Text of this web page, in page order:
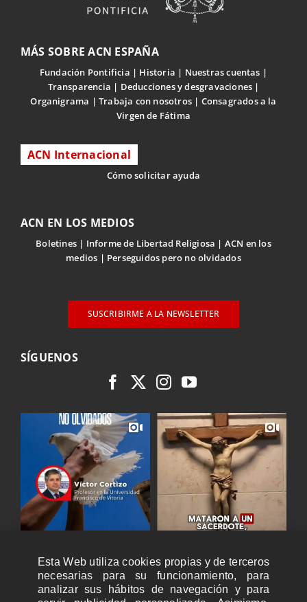
MÁS SOBRE ACN ESPAÑA
Fundación Pontificia Historia
Nuestras cuentas
Transparencia
Deducciones y desgravaciones
Organigrama
Trabaja con nosotros
Consagrados a la
Virgen de Fátima
ACN Internacional
Cómo solicitar ayuda
ACN EN LOS MEDIOS
Boletines Informe de Libertad Religiosa
ACN en los
medios
Perseguidos pero no olvidados
SUSCRIBIRME A LA NEWSLETTER
SÍGUENOS
Esta Web utiliza cookies propias y de terceros
necesarias para su funcionamiento, para
analizar sus hábitos de navegación y para